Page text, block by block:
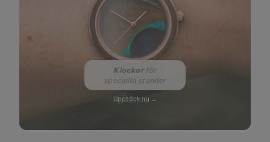
Klockorför
speciella stunder
Upptäck nu →